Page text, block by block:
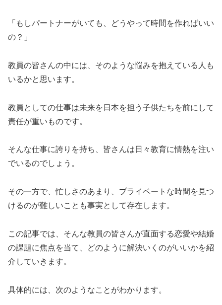
「もしパートナーがいても、どうやって時間を作ればいい
の？」
教員の皆さんの中には、そのような悩みを抱えている人も
いるかと思います。
教員としての仕事は未来を日本を担う子供たちを前にして
責任が重いものです。
そんな仕事に誇りを持ち、皆さんは日々教育に情熱を注い
でいるのでしょう。
その一方で、忙しさのあまり、プライベートな時間を見つ
けるのが難しいことも事実として存在します。
この記事では、そんな教員の皆さんが直面する恋愛や結婚
の課題に焦点を当て、どのように解決いくのがいいかを紹
介していきます。
具体的には、次のようなことがわかります。